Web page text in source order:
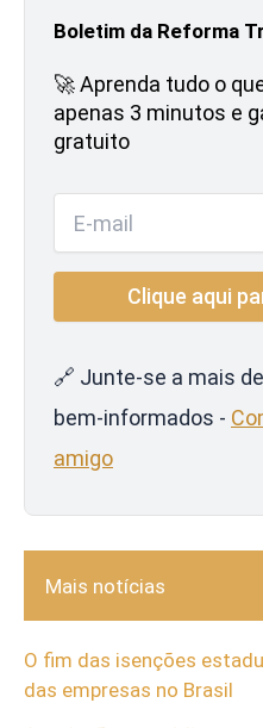
Boletim da Reforma
🚀 Aprenda tudo o
apenas 3 minutos e
gratuito
🔗 Junte-se a mais
bem-informados -
amigo
Mais notícias
O fim das isenções
das empresas no Brasil